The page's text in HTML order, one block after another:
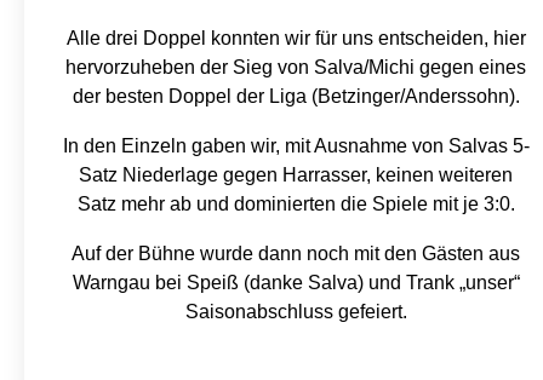
Alle drei Doppel konnten wir für uns entscheiden, hier
hervorzuheben der Sieg von Salva/Michi gegen eines
der besten Doppel der Liga (Betzinger/Anderssohn).
In den Einzeln gaben wir, mit Ausnahme von Salvas 5-
Satz Niederlage gegen Harrasser, keinen weiteren
Satz mehr ab und dominierten die Spiele mit je 3:0.
Auf der Bühne wurde dann noch mit den Gästen aus
Warngau bei Speiß (danke Salva) und Trank „unser“
Saisonabschluss gefeiert.